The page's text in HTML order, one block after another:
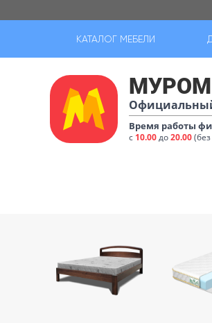
КАТАЛОГ МЕБЕЛИ
Время работы
с 10.00до20.00